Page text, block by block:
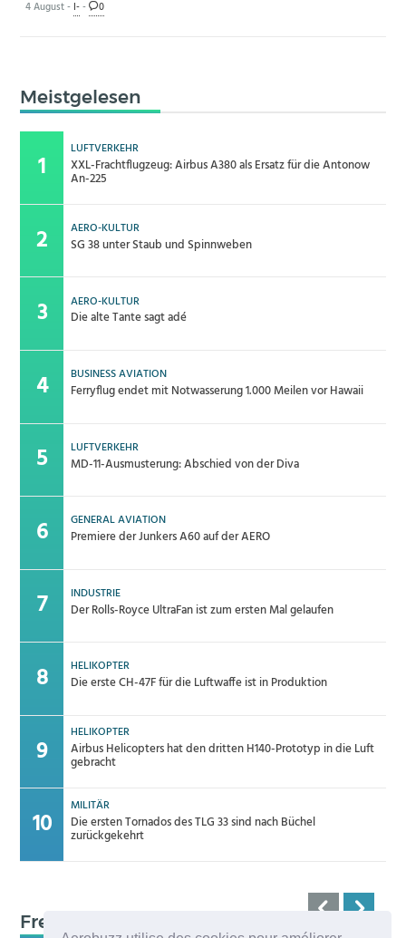
4 August - I-- 0
Meistgelesen
LUFTVERKEHR
XXL-Frachtflugzeug: Airbus A380 als Ersatz für die Antonow
An-225
AERO-KULTUR
SG 38 unter Staub und Spinnweben
AERO-KULTUR
Die alte Tante sagt adé
BUSINESS AVIATION
Ferryflug endet mit Notwasserung 1.000 Meilen vor Hawaii
LUFTVERKEHR
MD-11-Ausmusterung: Abschied von der Diva
GENERAL AVIATION
Premiere der Junkers A60 auf der AERO
INDUSTRIE
Der Rolls-Royce UltraFan ist zum ersten Mal gelaufen
HELIKOPTER
Die erste CH-47F für die Luftwaffe ist in Produktion
HELIKOPTER
Airbus Helicopters hat den dritten H140-Prototyp in die Luft
gebracht
MILITÄR
Die ersten Tornados des TLG 33 sind nach Büchel
zurückgekehrt
Frequenz 123,45